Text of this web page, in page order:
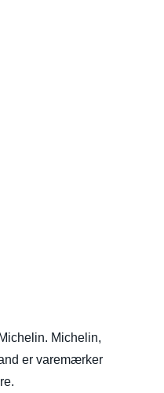
Michelin,
er varemærker